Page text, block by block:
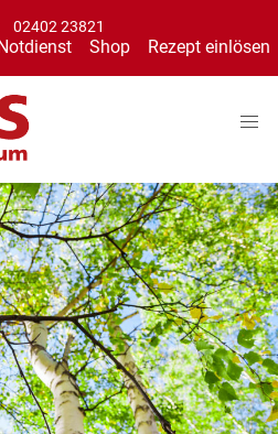
02402 23821
Shop Rezept einlösen